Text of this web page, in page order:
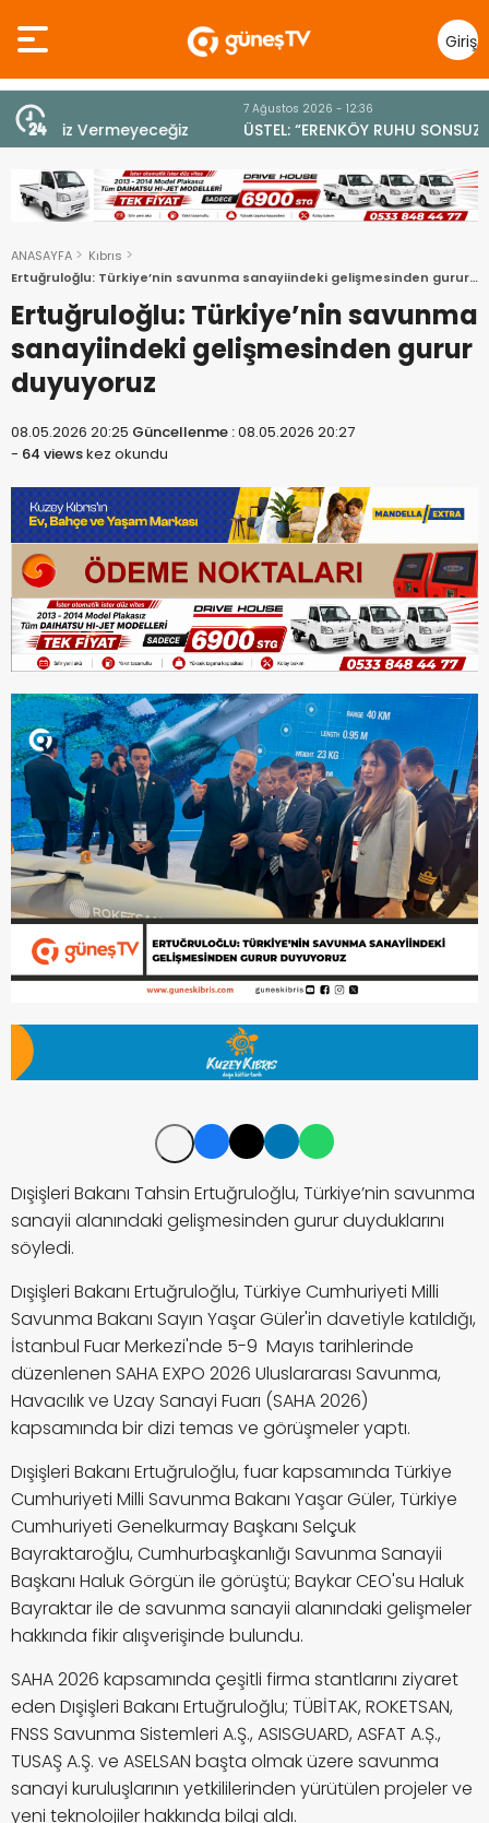
Giriş
Yap
ÜSTEL: “ERENKÖY RUHU SONSUZA DEK YAŞAYACAK”
ANASAYFA
Kıbrıs
Ertuğruloğlu: Türkiye’nin savunma sanayiindeki gelişmesinden gurur
duyuyoruz
Ertuğruloğlu: Türkiye’nin savunma
sanayiindeki gelişmesinden gurur
duyuyoruz
08.05.2026 20:25 Güncellenme :08.05.2026 20:27
- 64 viewskez okundu
Dışişleri Bakanı Tahsin Ertuğruloğlu, Türkiye’nin savunma
sanayii alanındaki gelişmesinden gurur duyduklarını
söyledi.
Dışişleri Bakanı Ertuğruloğlu, Türkiye Cumhuriyeti Milli
Savunma Bakanı Sayın Yaşar Güler'in davetiyle katıldığı,
İstanbul Fuar Merkezi'nde 5-9 Mayıs tarihlerinde
düzenlenen SAHA EXPO 2026 Uluslararası Savunma,
Havacılık ve Uzay Sanayi Fuarı (SAHA 2026)
kapsamında bir dizi temas ve görüşmeler yaptı.
Dışişleri Bakanı Ertuğruloğlu, fuar kapsamında Türkiye
Cumhuriyeti Milli Savunma Bakanı Yaşar Güler, Türkiye
Cumhuriyeti Genelkurmay Başkanı Selçuk
Bayraktaroğlu, Cumhurbaşkanlığı Savunma Sanayii
Başkanı Haluk Görgün ile görüştü; Baykar CEO'su Haluk
Bayraktar ile de savunma sanayii alanındaki gelişmeler
hakkında fikir alışverişinde bulundu.
SAHA 2026 kapsamında çeşitli firma stantlarını ziyaret
eden Dışişleri Bakanı Ertuğruloğlu; TÜBİTAK, ROKETSAN,
FNSS Savunma Sistemleri A.Ş., ASISGUARD, ASFAT A.Ș.,
TUSAŞ A.Ş. ve ASELSAN başta olmak üzere savunma
sanayi kuruluşlarının yetkililerinden yürütülen projeler ve
yeni teknolojiler hakkında bilgi aldı.